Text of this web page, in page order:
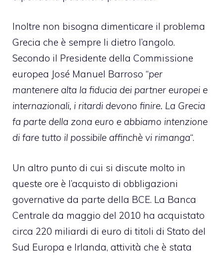
Inoltre non bisogna dimenticare il problema
Grecia che è sempre li dietro l’angolo.
Secondo il Presidente della Commissione
europea José Manuel Barroso “per
mantenere alta la fiducia dei partner europei e
internazionali, i ritardi devono finire. La Grecia
fa parte della zona euro e abbiamo intenzione
di fare tutto il possibile affinchè vi rimanga“.
Un altro punto di cui si discute molto in
queste ore è l’acquisto di obbligazioni
governative da parte della BCE. La Banca
Centrale da maggio del 2010 ha acquistato
circa 220 miliardi di euro di titoli di Stato del
Sud Europa e Irlanda, attività che è stata